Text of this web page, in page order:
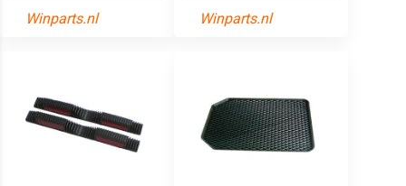
Winparts.nl
Winparts.nl